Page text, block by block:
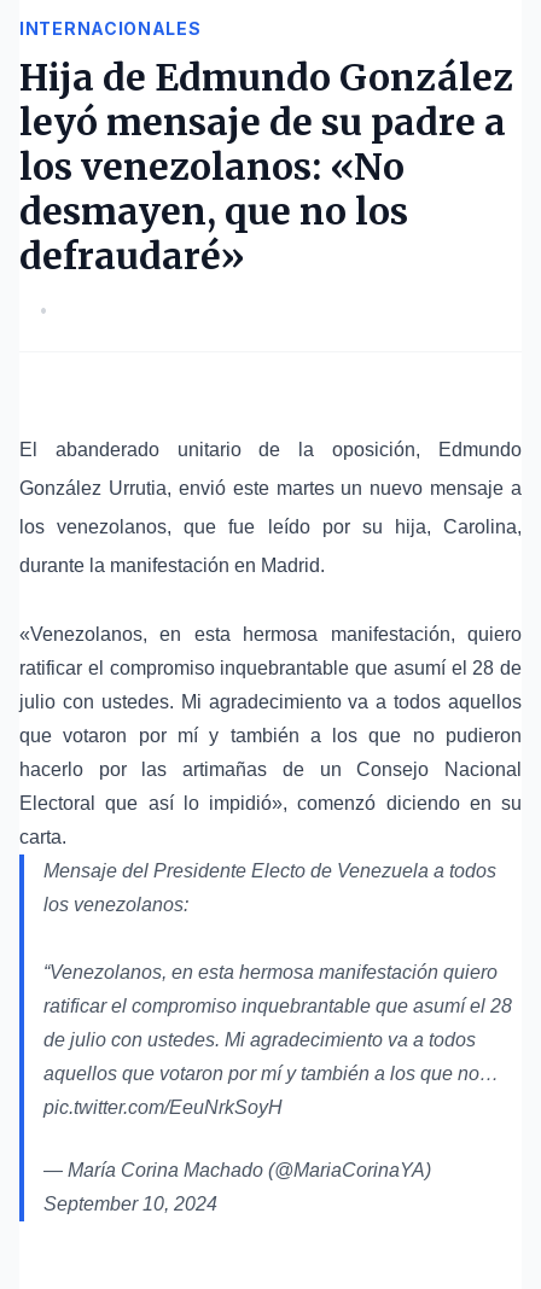
INTERNACIONALES
Hija de Edmundo González
leyó mensaje de su padre a
los venezolanos: «No
desmayen, que no los
defraudaré»
•
El abanderado unitario de la oposición, Edmundo
González Urrutia, envió este martes un nuevo mensaje a
los venezolanos, que fue leído por su hija, Carolina,
durante la manifestación en Madrid.
«Venezolanos, en esta hermosa manifestación, quiero
ratificar el compromiso inquebrantable que asumí el 28 de
julio con ustedes. Mi agradecimiento va a todos aquellos
que votaron por mí y también a los que no pudieron
hacerlo por las artimañas de un Consejo Nacional
Electoral que así lo impidió», comenzó diciendo en su
carta.
Mensaje del Presidente Electo de Venezuela a todos
los venezolanos:
“Venezolanos, en esta hermosa manifestación quiero
ratificar el compromiso inquebrantable que asumí el 28
de julio con ustedes. Mi agradecimiento va a todos
aquellos que votaron por mí y también a los que no…
pic.twitter.com/EeuNrkSoyH
— María Corina Machado (@MariaCorinaYA)
September 10, 2024